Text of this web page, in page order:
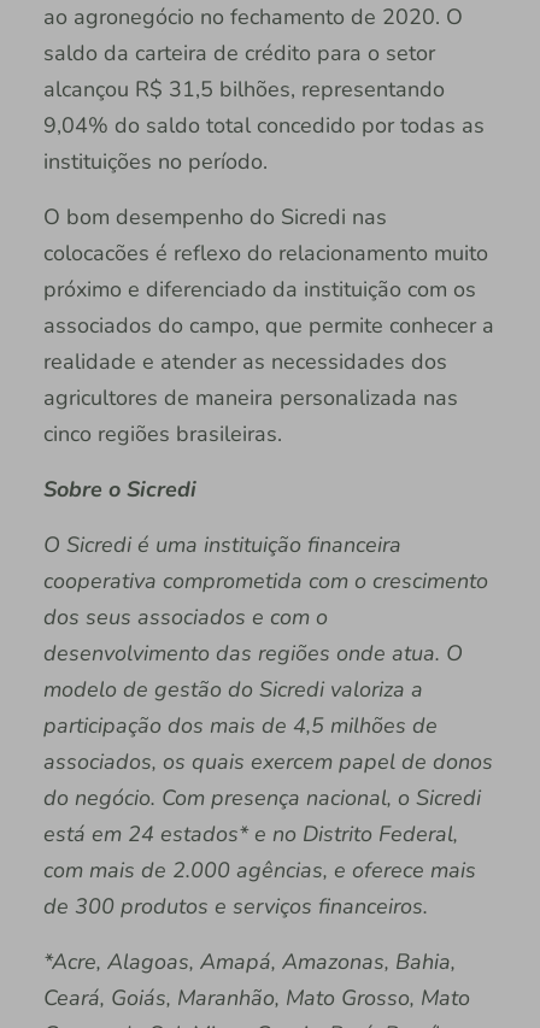
ao agronegócio no fechamento de 2020. O
saldo da carteira de crédito para o setor
alcançou R$ 31,5 bilhões, representando
9,04% do saldo total concedido por todas as
instituições no período.
O bom desempenho do Sicredi nas
colocacões é reflexo do relacionamento muito
próximo e diferenciado da instituição com os
associados do campo, que permite conhecer a
realidade e atender as necessidades dos
agricultores de maneira personalizada nas
cinco regiões brasileiras.
Sobre o Sicredi
O Sicredi é uma instituição financeira
cooperativa comprometida com o crescimento
dos seus associados e com o
desenvolvimento das regiões onde atua. O
modelo de gestão do Sicredi valoriza a
participação dos mais de 4,5 milhões de
associados, os quais exercem papel de donos
do negócio. Com presença nacional, o Sicredi
está em 24 estados* e no Distrito Federal,
com mais de 2.000 agências, e oferece mais
de 300 produtos e serviços financeiros.
*Acre, Alagoas, Amapá, Amazonas, Bahia,
Ceará, Goiás, Maranhão, Mato Grosso, Mato